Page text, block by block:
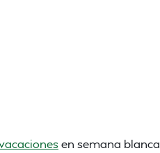
en semana blanca